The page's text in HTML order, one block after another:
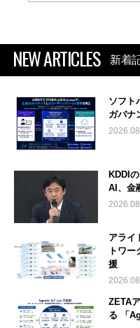
NEW ARTICLES 新着
ソフト
ガバナ
KDDI
AI、金
アライ
トワ
援
ZETA
る 「